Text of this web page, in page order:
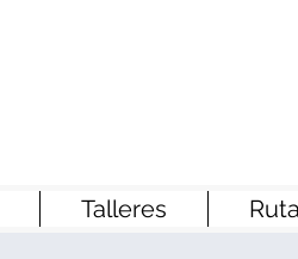
Talleres